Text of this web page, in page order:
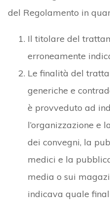
del Regolamento in
Il titolare del
erroneamente
Le finalità del
generiche e
è provveduto ad
l’organizzazione e
dei convegni, la
medici e la
media o sui
indicava quale